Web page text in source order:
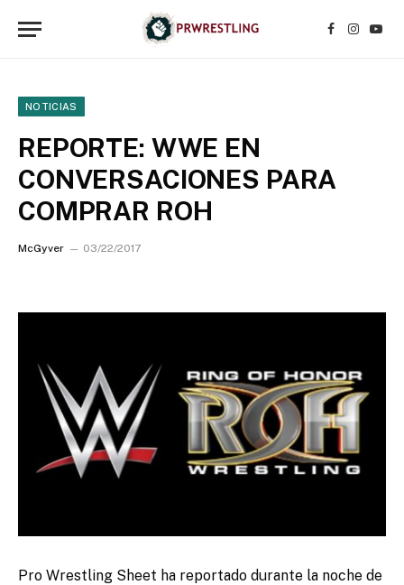
Facebook
NOTICIAS
REPORTE: WWE EN
CONVERSACIONES PARA
COMPRAR ROH
McGyver 03/22/2017
Pro Wrestling Sheet ha reportado durante la noche de